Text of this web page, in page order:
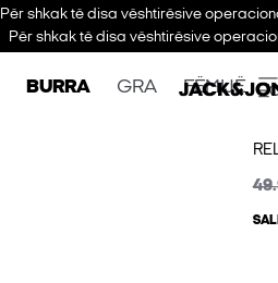
Për shkak të disa vështirësive
Për shkak të disa vështirësive
BURRA GRA FËMIJË